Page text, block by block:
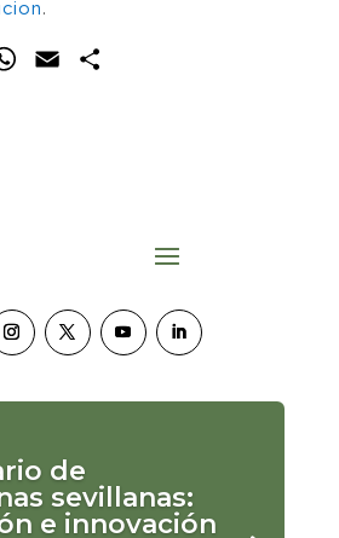
.
WhatsApp
Email
de
sevillanas:
e innovación